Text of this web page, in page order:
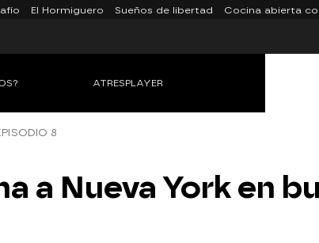
El Hormiguero Sueños de libertad Cocina abierta
ATRESPLAYER
8
a Nueva York en